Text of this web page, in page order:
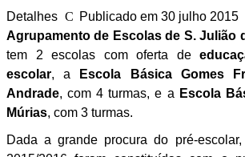
Detalhes Publicado em 30 julho 2015
Agrupamento de Escolas de S. Julião
tem 2 escolas com oferta de
escolar, a
Escola Básica Gomes
Andrade, com 4 turmas, e a Escola
Múrias, com 3 turmas.
Dada a grande procura do pré-